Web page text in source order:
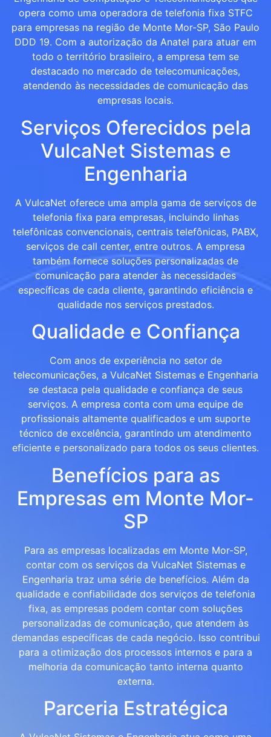
opera como uma operadora de telefonia fixa STFC
para empresas na região de Monte Mor-SP, São Paulo
DDD 19. Com a autorização da Anatel para atuar em
todo o território brasileiro, a empresa tem se
destacado no mercado de telecomunicações,
atendendo às necessidades de comunicação das
empresas locais.
Serviços Oferecidos pela
VulcaNet Sistemas e
Engenharia
A VulcaNet oferece uma ampla gama de serviços de
telefonia fixa para empresas, incluindo linhas
telefônicas convencionais, centrais telefônicas, PABX,
serviços de call center, entre outros. A empresa
também fornece soluções personalizadas de
comunicação para atender às necessidades
específicas de cada cliente, garantindo eficiência e
qualidade nos serviços prestados.
Qualidade e Confiança
Com anos de experiência no setor de
telecomunicações, a VulcaNet Sistemas e Engenharia
se destaca pela qualidade e confiança de seus
serviços. A empresa conta com uma equipe de
profissionais altamente qualificados e um suporte
técnico de excelência, garantindo um atendimento
eficiente e personalizado para todos os seus clientes.
Benefícios para as
Empresas em Monte Mor-
SP
Para as empresas localizadas em Monte Mor-SP,
contar com os serviços da VulcaNet Sistemas e
Engenharia traz uma série de benefícios. Além da
qualidade e confiabilidade dos serviços de telefonia
fixa, as empresas podem contar com soluções
personalizadas de comunicação, que atendem às
demandas específicas de cada negócio. Isso contribui
para a otimização dos processos internos e para a
melhoria da comunicação tanto interna quanto
externa.
Parceria Estratégica